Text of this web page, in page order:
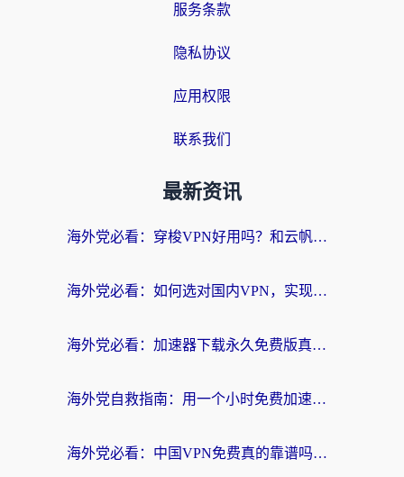
服务条款
隐私协议
应用权限
联系我们
最新资讯
海外党必看：穿梭VPN好用吗？和云帆VPN对比哪个回国效果更好？附真实测评+避坑指南
海外党必看：如何选对国内VPN，实现无缝访问国内资源？
海外党必看：加速器下载永久免费版真的存在吗？教你无缝访问国内资源的正确姿势
海外党自救指南：用一个小时免费加速器，轻松打破国内资源访问壁垒？
海外党必看：中国VPN免费真的靠谱吗？手把手教你选对回国加速器